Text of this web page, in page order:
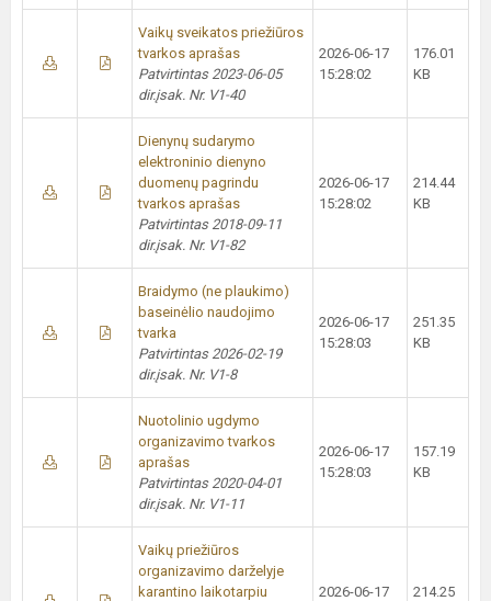
Vaikų sveikatos priežiūros
tvarkos aprašas
Patvirtintas 2023-06-05
dir.įsak. Nr. V1-40
2026-06-17
15:28:02
176.01
KB
Dienynų sudarymo
elektroninio dienyno
duomenų pagrindu
tvarkos aprašas
Patvirtintas 2018-09-11
dir.įsak. Nr. V1-82
2026-06-17
15:28:02
214.44
KB
Braidymo (ne plaukimo)
baseinėlio naudojimo
tvarka
Patvirtintas 2026-02-19
dir.įsak. Nr. V1-8
2026-06-17
15:28:03
251.35
KB
Nuotolinio ugdymo
organizavimo tvarkos
aprašas
Patvirtintas 2020-04-01
dir.įsak. Nr. V1-11
2026-06-17
15:28:03
157.19
KB
Vaikų priežiūros
organizavimo darželyje
karantino laikotarpiu
2026-06-17 214.25